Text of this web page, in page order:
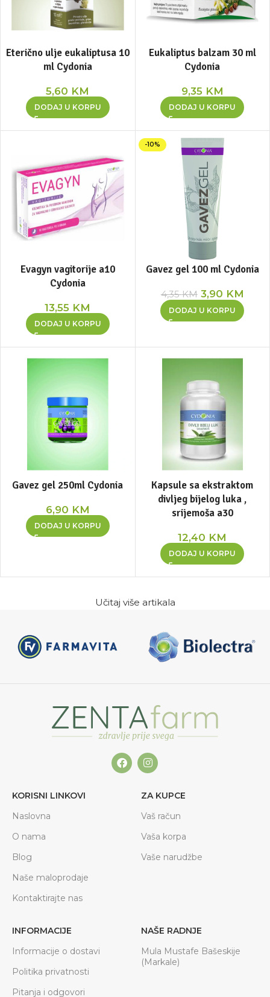
Eterično ulje eukaliptusa 10
ml Cydonia
5,60 KM
DODAJ U KORPU
Eukaliptus balzam 30 ml
Cydonia
9,35 KM
DODAJ U KORPU
Evagyn vagitorije a10
Cydonia
13,55 KM
DODAJ U KORPU
-10%
Gavez gel 100 ml Cydonia
4,35KM 3,90 KM
DODAJ U KORPU
Gavez gel 250ml Cydonia
6,90 KM
DODAJ U KORPU
Kapsule sa ekstraktom
divljeg bijelog luka ,
srijemoša a30
12,40 KM
DODAJ U KORPU
Učitaj više artikala
KORISNI LINKOVI
Naslovna
O nama
Blog
Naše maloprodaje
Kontaktirajte nas
ZA KUPCE
Vaš račun
Vaša korpa
Vaše narudžbe
INFORMACIJE
Informacije o dostavi
Politika privatnosti
Pitanja i odgovori
NAŠE RADNJE
Mula Mustafe Bašeskije
(Markale)